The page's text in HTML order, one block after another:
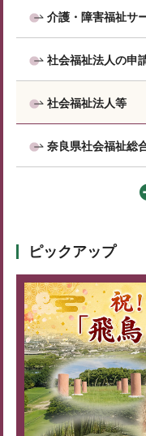
介護・障害福祉サ
社会福祉法人の申
社会福祉法人等
奈良県社会福祉総
ピックアップ